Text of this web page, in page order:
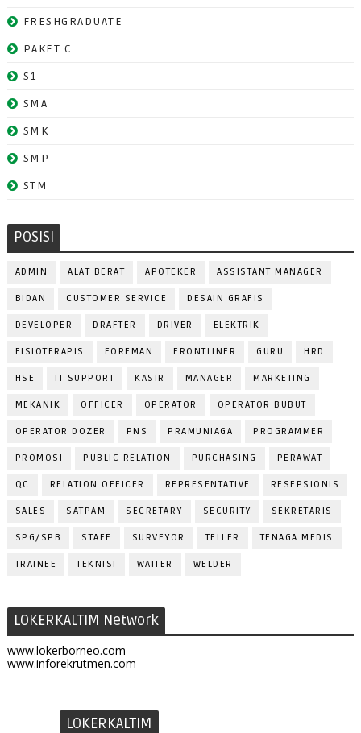
FRESHGRADUATE
PAKET C
S1
SMA
SMK
SMP
STM
POSISI
ADMIN ALAT BERAT APOTEKER ASSISTANT MANAGER
BIDAN CUSTOMER SERVICE DESAIN GRAFIS
DEVELOPER DRAFTER DRIVER ELEKTRIK
FISIOTERAPIS FOREMAN FRONTLINER GURU HRD
HSE IT SUPPORT KASIR MANAGER MARKETING
MEKANIK OFFICER OPERATOR OPERATOR BUBUT
OPERATOR DOZER PNS PRAMUNIAGA PROGRAMMER
PROMOSI PUBLIC RELATION PURCHASING PERAWAT
QC RELATION OFFICER REPRESENTATIVE RESEPSIONIS
SALES SATPAM SECRETARY SECURITY SEKRETARIS
SPG/SPB STAFF SURVEYOR TELLER TENAGA MEDIS
TRAINEE TEKNISI WAITER WELDER
LOKERKALTIM Network
www.lokerborneo.com
www.inforekrutmen.com
LOKERKALTIM